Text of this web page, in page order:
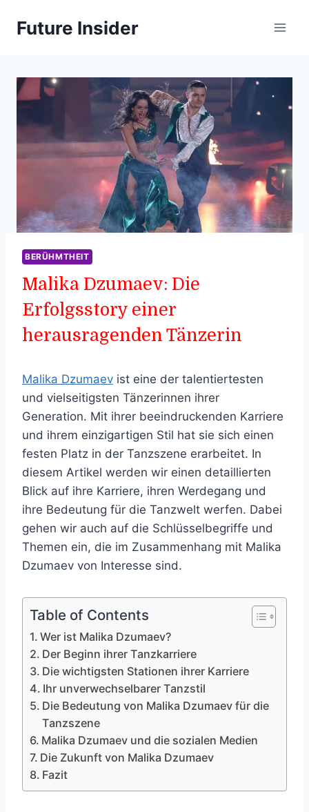
Future Insider
BERÜHMTHEIT
Malika Dzumaev: Die
Erfolgsstory einer
herausragenden Tänzerin
Malika Dzumaev ist eine der talentiertesten
und vielseitigsten Tänzerinnen ihrer
Generation. Mit ihrer beeindruckenden Karriere
und ihrem einzigartigen Stil hat sie sich einen
festen Platz in der Tanzszene erarbeitet. In
diesem Artikel werden wir einen detaillierten
Blick auf ihre Karriere, ihren Werdegang und
ihre Bedeutung für die Tanzwelt werfen. Dabei
gehen wir auch auf die Schlüsselbegriffe und
Themen ein, die im Zusammenhang mit Malika
Dzumaev von Interesse sind.
Table of Contents
Wer ist Malika Dzumaev?
Der Beginn ihrer Tanzkarriere
Die wichtigsten Stationen ihrer Karriere
Ihr unverwechselbarer Tanzstil
Die Bedeutung von Malika Dzumaev für die
Tanzszene
Malika Dzumaev und die sozialen Medien
Die Zukunft von Malika Dzumaev
Fazit